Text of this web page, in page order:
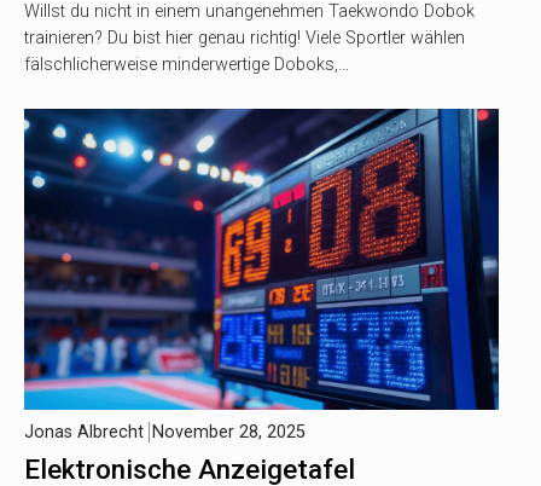
Willst du nicht in einem unangenehmen Taekwondo Dobok
trainieren? Du bist hier genau richtig! Viele Sportler wählen
fälschlicherweise minderwertige Doboks,…
Elektronische Anzeigetafel
Jonas Albrecht November 28, 2025